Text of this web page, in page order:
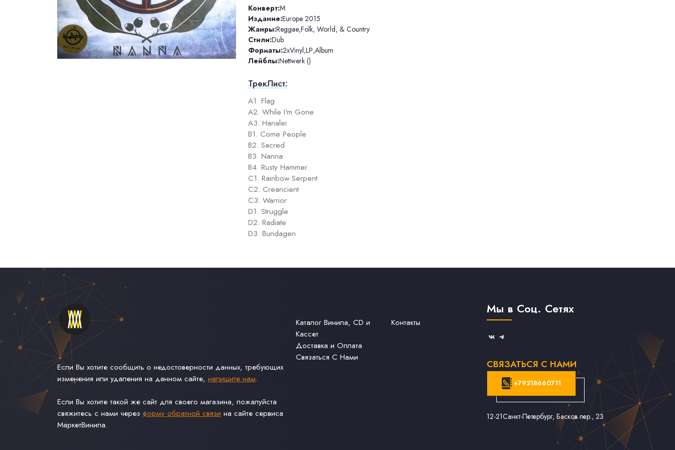
Конверт:M
Издание:Europe 2015
Жанры:Reggae,Folk, World, & Country
Стили:Dub
Форматы:2xVinyl,LP,Album
Лейблы:Nettwerk ()
ТрекЛист:
A1. Flag
A2. While I'm Gone
A3. Hanalei
B1. Come People
B2. Sacred
B3. Nanna
B4. Rusty Hammer
C1. Rainbow Serpent
C2. Creancient
C3. Warrior
D1. Struggle
D2. Radiate
D3. Bundagen
Если Вы хотите сообщить о недостоверности данных, требующих
изменения или удаления на данном сайте, напишите нам.
Если Вы хотите такой же сайт для своего магазина, пожалуйста
свяжитесь с нами через форму обратной связи на сайте сервиса
МаркетВинила.
Каталог Винила, CD и
Кассет
Доставка и Оплата
Связаться С Нами
Контакты
Мы в Соц. Сетях
СВЯЗАТЬСЯ С НАМИ
+79218660711
12-21Санкт-Петербург, Басков пер., 23